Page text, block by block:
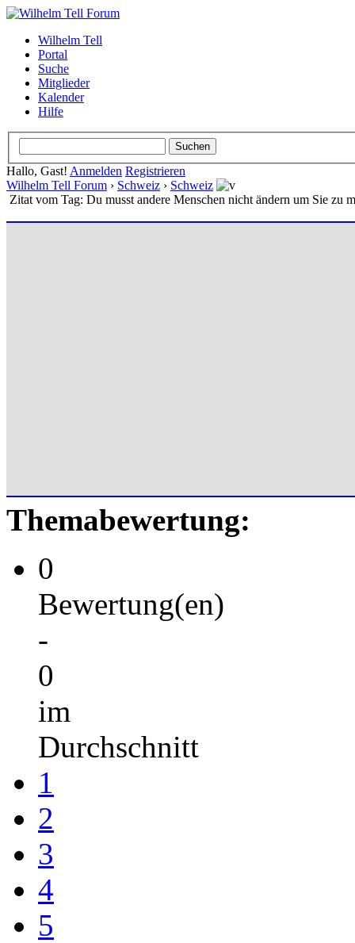
Wilhelm Tell
Portal
Suche
Mitglieder
Kalender
Hilfe
Hallo, Gast! Anmelden Registrieren
Wilhelm Tell Forum › Schweiz › Schweiz
Zitat vom Tag: Du musst andere Menschen nicht ändern um Sie zu
Themabewertung:
0
Bewertung(en)
-
0
im
Durchschnitt
1
2
3
4
5